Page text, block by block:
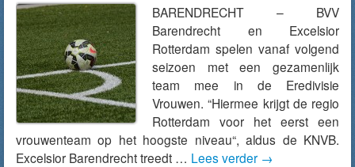
BARENDRECHT – BVV
Barendrecht en Excelsior
Rotterdam spelen vanaf volgend
seizoen met een gezamenlijk
team mee in de Eredivisie
Vrouwen. “Hiermee krijgt de regio
Rotterdam voor het eerst een
vrouwenteam op het hoogste niveau“, aldus de KNVB.
Excelsior Barendrecht treedt … Lees verder →